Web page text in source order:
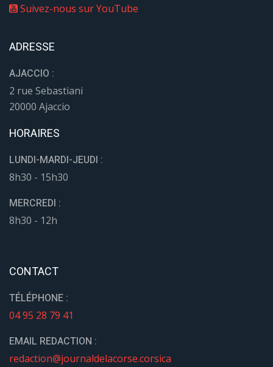
Suivez-nous sur YouTube
ADRESSE
AJACCIO :
2 rue Sebastiani
20000 Ajaccio
HORAIRES
LUNDI-MARDI-JEUDI :
8h30 - 15h30
MERCREDI :
8h30 - 12h
CONTACT
TÉLÉPHONE :
04 95 28 79 41
EMAIL REDACTION :
redaction@journaldelacorse.corsica